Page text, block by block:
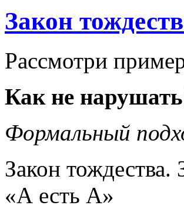
Закон
Рассмотри
Как не
Формальный
Закон
«А есть А»